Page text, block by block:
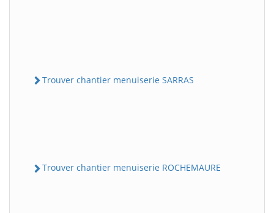
Trouver chantier menuiserie SARRAS
Trouver chantier menuiserie ROCHEMAURE